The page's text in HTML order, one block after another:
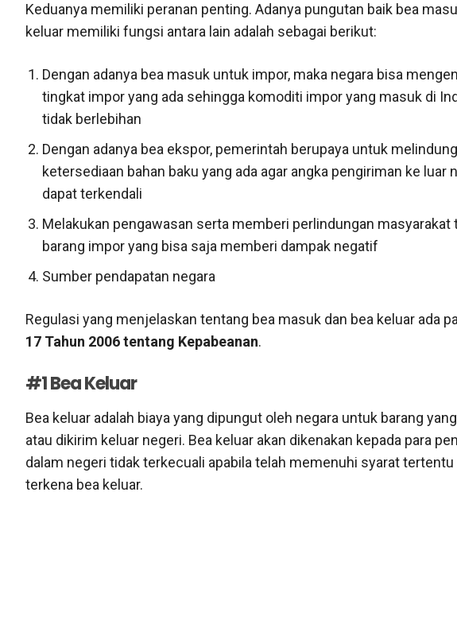
Keduanya memiliki peranan penting. Adanya pungutan baik bea
keluar memiliki fungsi antara lain adalah sebagai berikut:
Dengan adanya bea masuk untuk impor, maka negara bisa
tingkat impor yang ada sehingga komoditi impor yang masuk di
tidak berlebihan
Dengan adanya bea ekspor, pemerintah berupaya untuk
ketersediaan bahan baku yang ada agar angka pengiriman ke luar
dapat terkendali
Melakukan pengawasan serta memberi perlindungan masyarakat
barang impor yang bisa saja memberi dampak negatif
Sumber pendapatan negara
Regulasi yang menjelaskan tentang bea masuk dan bea keluar ada
17 Tahun 2006 tentang Kepabeanan.
#1 Bea Keluar
Bea keluar adalah biaya yang dipungut oleh negara untuk barang
atau dikirim keluar negeri. Bea keluar akan dikenakan kepada para
dalam negeri tidak terkecuali apabila telah memenuhi syarat
terkena bea keluar.